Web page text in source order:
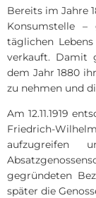
Bereits im Jahre
Konsumstelle
täglichen
verkauft. Damit
dem Jahr 1880
zu nehmen und
Am 12.11.1919
Friedrich-
aufzugreifen
gegründeten
später die